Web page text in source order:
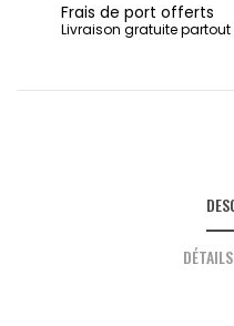
Frais de port offerts
Livraison gratuite